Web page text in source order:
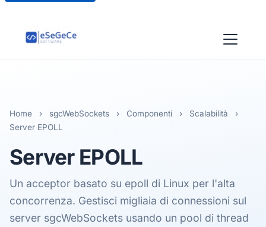
Home › sgcWebSockets › Componenti › Scalabilità
›
Server EPOLL
Server EPOLL
Un acceptor basato su epoll di Linux per l'alta
concorrenza. Gestisci migliaia di connessioni sul
server sgcWebSockets usando un pool di thread